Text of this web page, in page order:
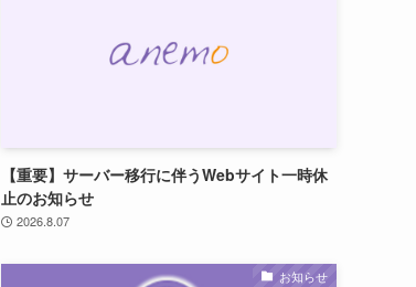
【重要】サーバー移行に伴うWebサイト一時休
止のお知らせ
2026.8.07
お知らせ